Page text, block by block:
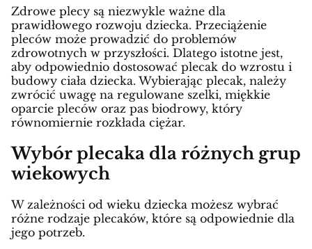
Zdrowe plecy są niezwykle ważne dla
prawidłowego rozwoju dziecka. Przeciążenie
pleców może prowadzić do problemów
zdrowotnych w przyszłości. Dlatego istotne jest,
aby odpowiednio dostosować plecak do wzrostu i
budowy ciała dziecka. Wybierając plecak, należy
zwrócić uwagę na regulowane szelki, miękkie
oparcie pleców oraz pas biodrowy, który
równomiernie rozkłada ciężar.
Wybór plecaka dla różnych grup
wiekowych
W zależności od wieku dziecka możesz wybrać
różne rodzaje plecaków, które są odpowiednie dla
jego potrzeb.